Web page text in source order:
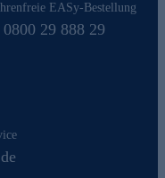
EASy-Bestellung
0800 29 888 29